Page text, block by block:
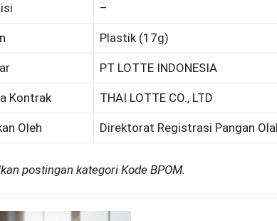
–
Plastik (17g)
PT LOTTE INDONESIA
Kontrak THAI LOTTE CO., LTD
Oleh Direktorat Registrasi Pangan
postingan kategori Kode BPOM.